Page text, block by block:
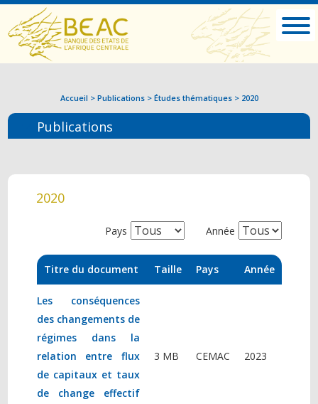
Accueil > Publications> Études thématiques> 2020
Publications
2020
Pays Année
Titre du document Taille Pays Année
Les conséquences
des changements de
régimes dans la
relation entre flux
de capitaux et taux
de change effectif
3 MB CEMAC 2023